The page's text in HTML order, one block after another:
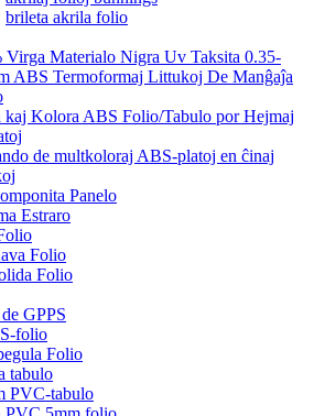
brileta akrila folio
Virga Materialo Nigra Uv Taksita 0.35-
ABS Termoformaj Littukoj De Manĝaĵa
kaj Kolora ABS Folio/Tabulo por Hejmaj
de multkoloraj ABS-platoj en ĉinaj
Panelo
Estraro
Folio
Folio
GPPS
folio
Folio
tabulo
PVC-tabulo